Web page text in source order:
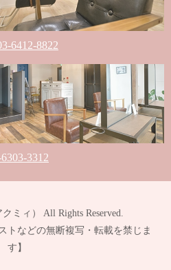
6412-8822
3312
ミィ） All Rights Reserved.
トなどの無断複写・転載を禁じま
す】